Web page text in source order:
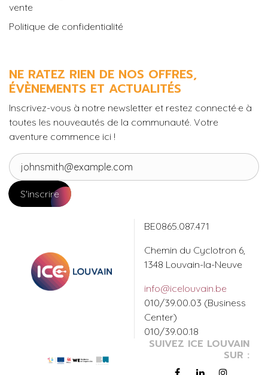
vente
Politique de confidentialité
NE RATEZ RIEN DE NOS OFFRES,
ÉVÈNEMENTS ET ACTUALITÉS
Inscrivez-vous à notre newsletter et restez connecté·e à
toutes les nouveautés de la communauté. Votre
aventure commence ici !
S'inscrire
BE0865.087.471
Chemin du Cyclotron 6,
1348 Louvain-la-Neuve
info@icelouvain.be
010/39.00.03 (Business
Center)
010/39.00.18
SUIVEZ ICE LOUVAIN
SUR :